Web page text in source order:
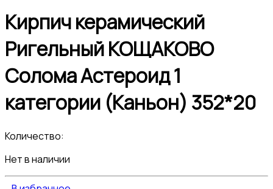
Кирпич керамический
Ригельный КОЩАКОВО
Солома Астероид 1
категории (Каньон) 352*20
Количество:
Нет в наличии